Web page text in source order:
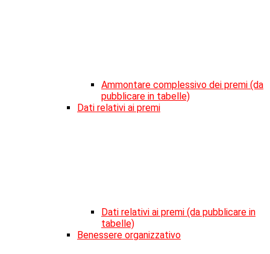
Ammontare complessivo dei premi (da
pubblicare in tabelle)
Dati relativi ai premi
Dati relativi ai premi (da pubblicare in
tabelle)
Benessere organizzativo